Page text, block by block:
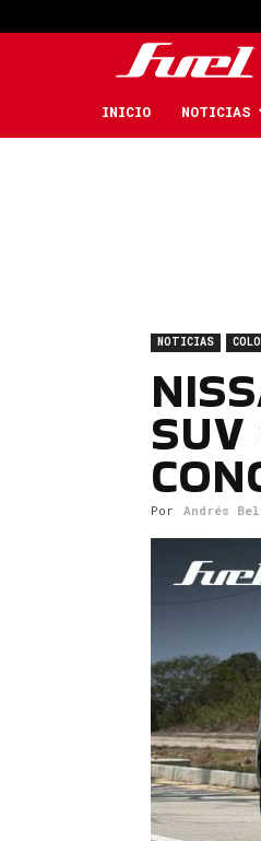
INICIO NOTICIAS
NOTICIAS
SUV
Por Andrés